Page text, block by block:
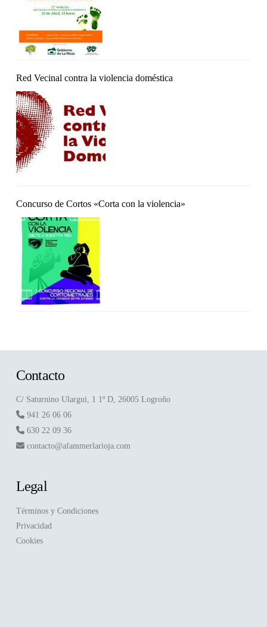
Red Vecinal contra la violencia doméstica
Concurso de Cortos «Corta con la violencia»
Contacto
C/ Saturnino Ulargui, 1 1º D, 26005 Logroño
941 26 06 06
630 22 09 36
contacto@afammerlarioja.com
Legal
Términos y Condiciones
Privacidad
Cookies